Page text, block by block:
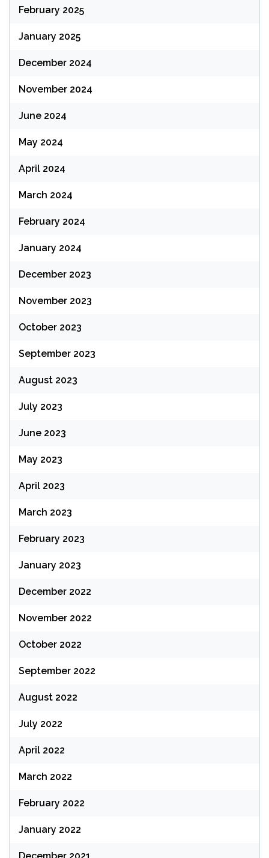
February 2025
January 2025
December 2024
November 2024
June 2024
May 2024
April 2024
March 2024
February 2024
January 2024
December 2023
November 2023
October 2023
September 2023
August 2023
July 2023
June 2023
May 2023
April 2023
March 2023
February 2023
January 2023
December 2022
November 2022
October 2022
September 2022
August 2022
July 2022
April 2022
March 2022
February 2022
January 2022